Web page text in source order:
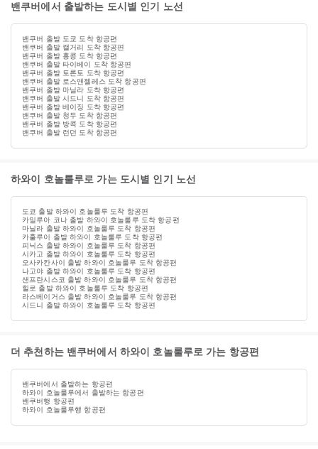
밴쿠버에서 출발하는 도시별 인기 노선
밴쿠버 출발 도쿄 도착 항공편
밴쿠버 출발 캘거리 도착 항공편
밴쿠버 출발 홍콩 도착 항공편
밴쿠버 출발 타이베이 도착 항공편
밴쿠버 출발 토론토 도착 항공편
밴쿠버 출발 로스앤젤레스 도착 항공편
밴쿠버 출발 마닐라 도착 항공편
밴쿠버 출발 시드니 도착 항공편
밴쿠버 출발 베이징 도착 항공편
밴쿠버 출발 청두 도착 항공편
밴쿠버 출발 방콕 도착 항공편
밴쿠버 출발 런던 도착 항공편
하와이 호놀룰루로 가는 도시별 인기 노선
도쿄 출발 하와이 호놀룰루 도착 항공편
카일루아 코나 출발 하와이 호놀룰루 도착 항공편
마닐라 출발 하와이 호놀룰루 도착 항공편
카훌루이 출발 하와이 호놀룰루 도착 항공편
피닉스 출발 하와이 호놀룰루 도착 항공편
시카고 출발 하와이 호놀룰루 도착 항공편
오사카칸사이 출발 하와이 호놀룰루 도착 항공편
나고야 출발 하와이 호놀룰루 도착 항공편
샌프란시스코 출발 하와이 호놀룰루 도착 항공편
힐로 출발 하와이 호놀룰루 도착 항공편
라스베이거스 출발 하와이 호놀룰루 도착 항공편
시드니 출발 하와이 호놀룰루 도착 항공편
더 추천하는 밴쿠버에서 하와이 호놀룰루로 가는 항공편
밴쿠버에서 출발하는 항공편
하와이 호놀룰루에서 출발하는 항공편
밴쿠버행 항공편
하와이 호놀룰루행 항공편